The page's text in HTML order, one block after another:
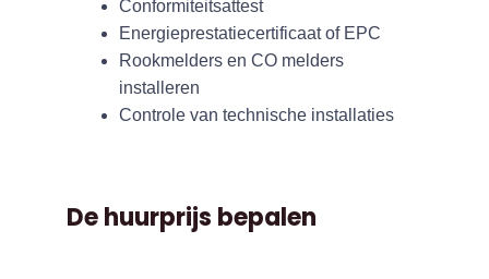
Conformiteitsattest
Energieprestatiecertificaat of EPC
Rookmelders en CO melders
installeren
Controle van technische installaties
De huurprijs bepalen